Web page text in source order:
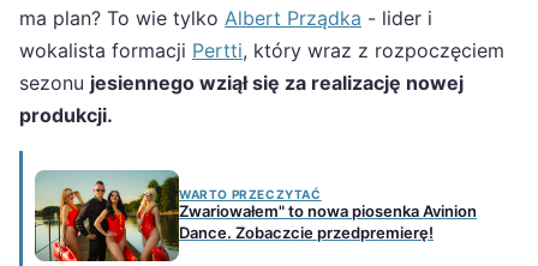
ma plan? To wie tylko Albert Prządka - lider i
wokalista formacji Pertti, który wraz z rozpoczęciem
sezonu jesiennego wziął się za realizację nowej
produkcji.
WARTO PRZECZYTAĆ
Zwariowałem" to nowa piosenka Avinion
Dance. Zobaczcie przedpremierę!